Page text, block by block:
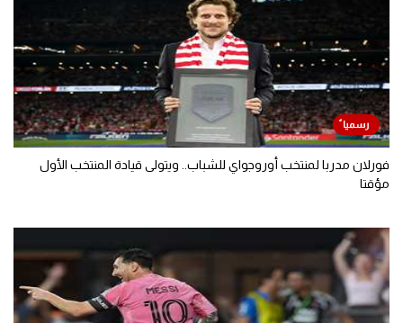
فورلان مدربا لمنتخب أوروجواي للشباب.. ويتولى قيادة المنتخب الأول
مؤقتا